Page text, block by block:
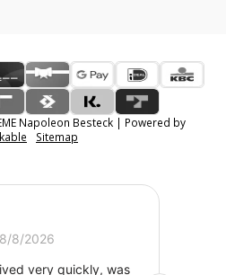
Napoleon Besteck | Powered by
Sitemap